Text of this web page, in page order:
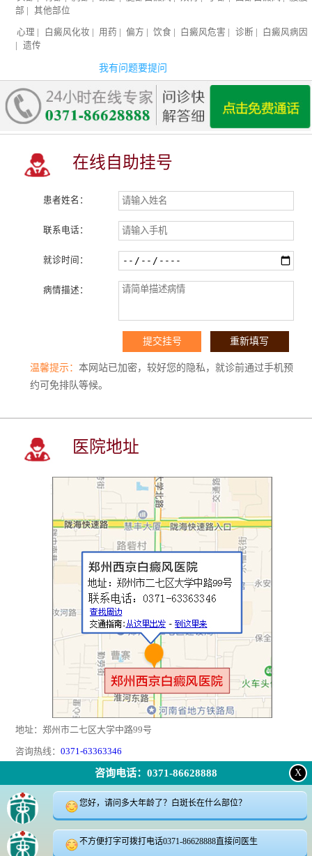
部 | 其他部位
心理 白癜风化妆 用药 偏方 饮食 白癜风危害 诊断
白癜风病因
遗传
我有问题要提问
在线自助挂号
患者姓名：
联系电话：
就诊时间：
病情描述：
温馨提示：本网站已加密，较好您的隐私，就诊前通过手机预
约可免排队等候。
医院地址
地址：郑州市二七区大学中路99号
咨询热线：0371-63363346
返回顶部|在线问诊|电话咨询|来院路线
24小时咨询电话:0371-63363346
咨询微信:18339905623
咨询电话：0371-86628888 X
您好，请问多大年龄了？白斑长在什么部位？
不方便打字可拨打电话0371-86628888直接问医生